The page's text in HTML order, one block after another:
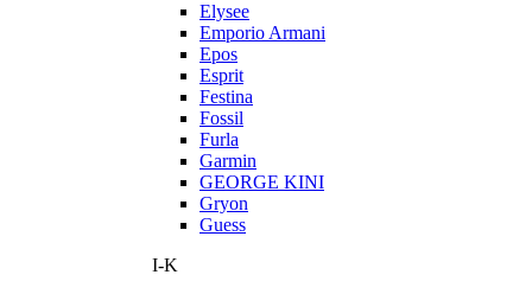
Elysee
Emporio Armani
Epos
Esprit
Festina
Fossil
Furla
Garmin
GEORGE KINI
Gryon
Guess
I-K